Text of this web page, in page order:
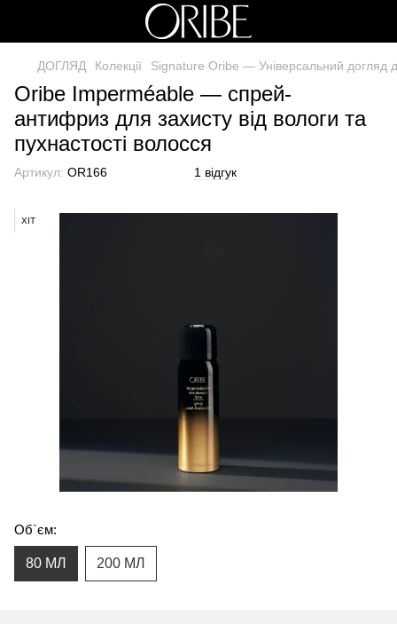
ДОГЛЯД Колекції Signature Oribe — Універсальний догляд
Oribe Imperméable — спрей-
антифриз для захисту від вологи та
пухнастості волосся
Артикул: OR166 1 відгук
ХІТ
Об`єм:
80 МЛ 200 МЛ